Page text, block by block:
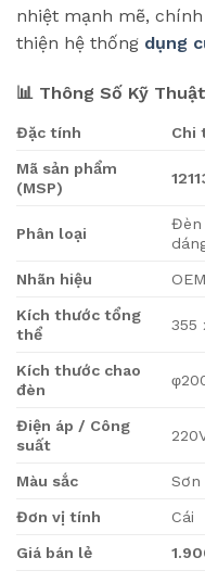
nhiệt mạnh mẽ,
thiện hệ thống dụng
📊 Thông Số Kỹ
Đặc tính Chi
Mã sản phẩm
(MSP)
Phân loại
Đèn
Nhãn hiệu OEM
Kích thước tổng
thể
355
Kích thước chao
đèn
Điện áp / Công
suất
Màu sắc
Đơn vị tính Cái
Giá bán lẻ